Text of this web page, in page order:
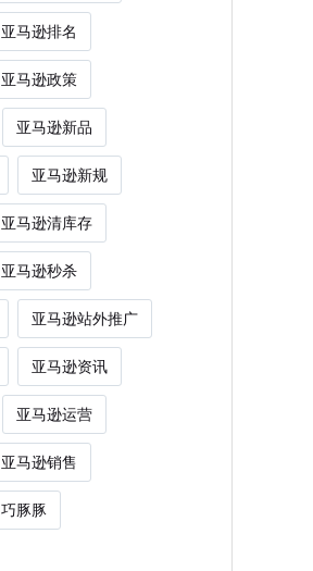
亚马逊排名
亚马逊政策
亚马逊新品
亚马逊新规
亚马逊清库存
亚马逊秒杀
亚马逊站外推广
亚马逊资讯
亚马逊运营
亚马逊销售
巧豚豚